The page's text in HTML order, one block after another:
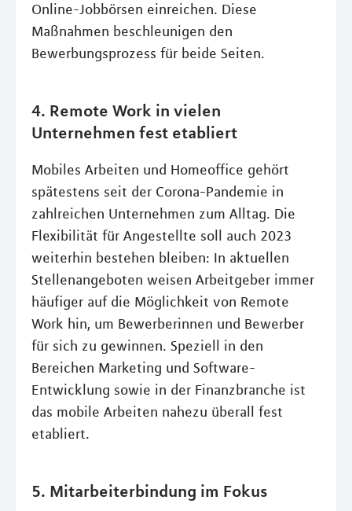
Online-Jobbörsen einreichen. Diese
Maßnahmen beschleunigen den
Bewerbungsprozess für beide Seiten.
4. Remote Work in vielen
Unternehmen fest etabliert
Mobiles Arbeiten und Homeoffice gehört
spätestens seit der Corona-Pandemie in
zahlreichen Unternehmen zum Alltag. Die
Flexibilität für Angestellte soll auch 2023
weiterhin bestehen bleiben: In aktuellen
Stellenangeboten weisen Arbeitgeber immer
häufiger auf die Möglichkeit von Remote
Work hin, um Bewerberinnen und Bewerber
für sich zu gewinnen. Speziell in den
Bereichen Marketing und Software-
Entwicklung sowie in der Finanzbranche ist
das mobile Arbeiten nahezu überall fest
etabliert.
5. Mitarbeiterbindung im Fokus